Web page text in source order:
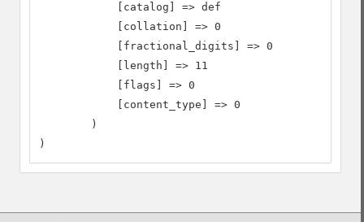
            [catalog] => def
            [collation] => 0
            [fractional_digits] => 0
            [length] => 11
            [flags] => 0
            [content_type] => 0
        )
)